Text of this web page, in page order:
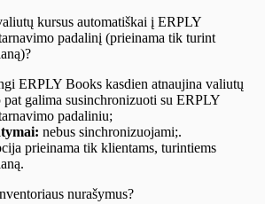
kursus automatiškai į ERPLY
padalinį (prieinama tik turint
ERPLY Books kasdien atnaujina valiutų
pat galima susinchronizuoti su ERPLY
padaliniu;
nebus sinchronizuojami;.
prieinama tik klientams, turintiems
nurašymus?